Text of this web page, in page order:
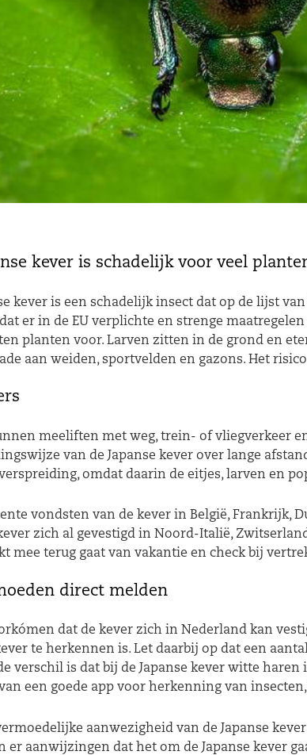
kever is schadelijk voor veel
kever is een schadelijk insect dat op de lijst
er in de EU verplichte en strenge
planten voor. Larven zitten in de grond en
aan weiden, sportvelden en gazons. Het
meeliften met weg, trein- of vliegverkeer
van de Japanse kever over lange
omdat daarin de eitjes, larven en
vondsten van de kever in België, Frankrijk,
zich al gevestigd in Noord-Italië,
mee terug gaat van vakantie en check bij
direct melden
dat de kever zich in Nederland kan
te herkennen is. Let daarbij op dat een
verschil is dat bij de Japanse kever witte
een goede app voor herkenning van
aanwezigheid van de Japanse
er aanwijzingen dat het om de Japanse kever